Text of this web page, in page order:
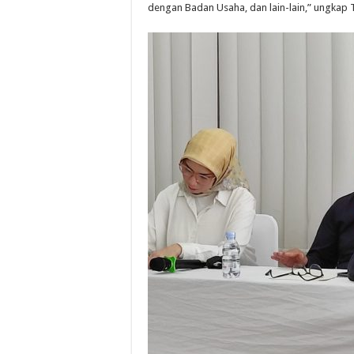
dengan Badan Usaha, dan lain-lain,” ungkap